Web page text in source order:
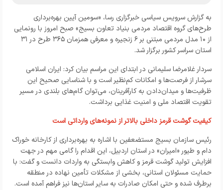
به گزارش سرویس سیاسی خبرگزاری رسا، «سومین آیین بهره‌برداری
طرح‌های گروه اقتصاد مردمی بنیاد تعاون بسیج» صبح امروز با رونمایی
از ۱۰ مدل مردمی مبتنی بر ۶ زنجیره و معرفی همزمان ۳۶۵ طرح در ۳۱
استان سراسر کشور برگزار شد.
سردار غلامرضا سلیمانی در ابتدای این مراسم بیان کرد: ایران اسلامی
سرشار از فرصت‌ها و امکانات کم‌نظیر است و با شناسایی صحیح این
ظرفیت‌ها و میدان‌دادن به کارآفرینان، می‌توان گام‌های بلندی در مسیر
تقویت اقتصاد ملی و امنیت غذایی برداشت.
کیفیت گوشت قرمز داخلی بالاتر از نمونه‌های وارداتی است
رئیس سازمان بسیج مستضعفین با اشاره به بهره‌برداری از کارخانه خوراک
دام و طیور «امیران» در استان اردبیل، این اقدام را گامی مهم در جهت
افزایش تولید گوشت قرمز و کاهش وابستگی به واردات دانست و گفت: با
حمایت مسئولان استانی، بخشی از مشکلات تأمین نهاده در منطقه
برطرف شده و حتی امکان صادرات به سایر استان‌ها نیز فراهم آمده است.